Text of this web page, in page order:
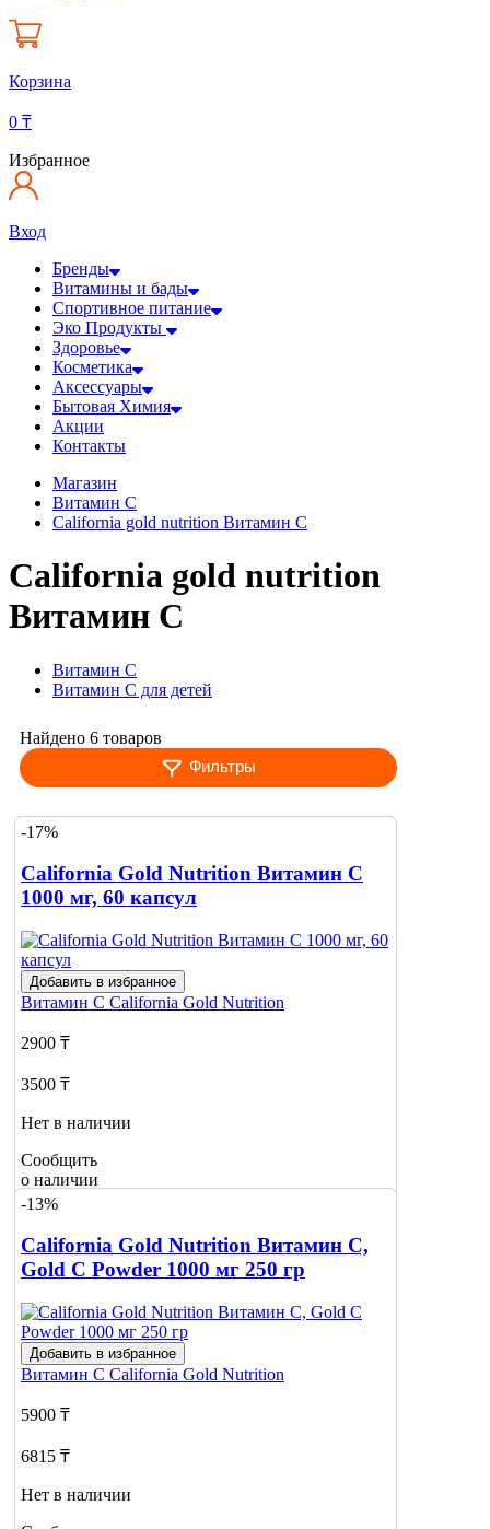
Корзина
0 ₸
Избранное
Вход
Бренды
Витамины и бады
Спортивное питание
Эко Продукты
Здоровье
Косметика
Аксессуары
Бытовая Химия
Акции
Контакты
Магазин
Витамин С
California gold nutrition Витамин С
California gold nutrition
Витамин С
Витамин С
Витамин С для детей
Найдено 6 товаров
Фильтры
-17%
California Gold Nutrition Витамин C
1000 мг, 60 капсул
Добавить в избранное
Витамин С California Gold Nutrition
2900 ₸
3500 ₸
Нет в наличии
Сообщить
о наличии
10
-13%
California Gold Nutrition Витамин С,
Gold C Powder 1000 мг 250 гр
Добавить в избранное
Витамин С California Gold Nutrition
5900 ₸
6815 ₸
Нет в наличии